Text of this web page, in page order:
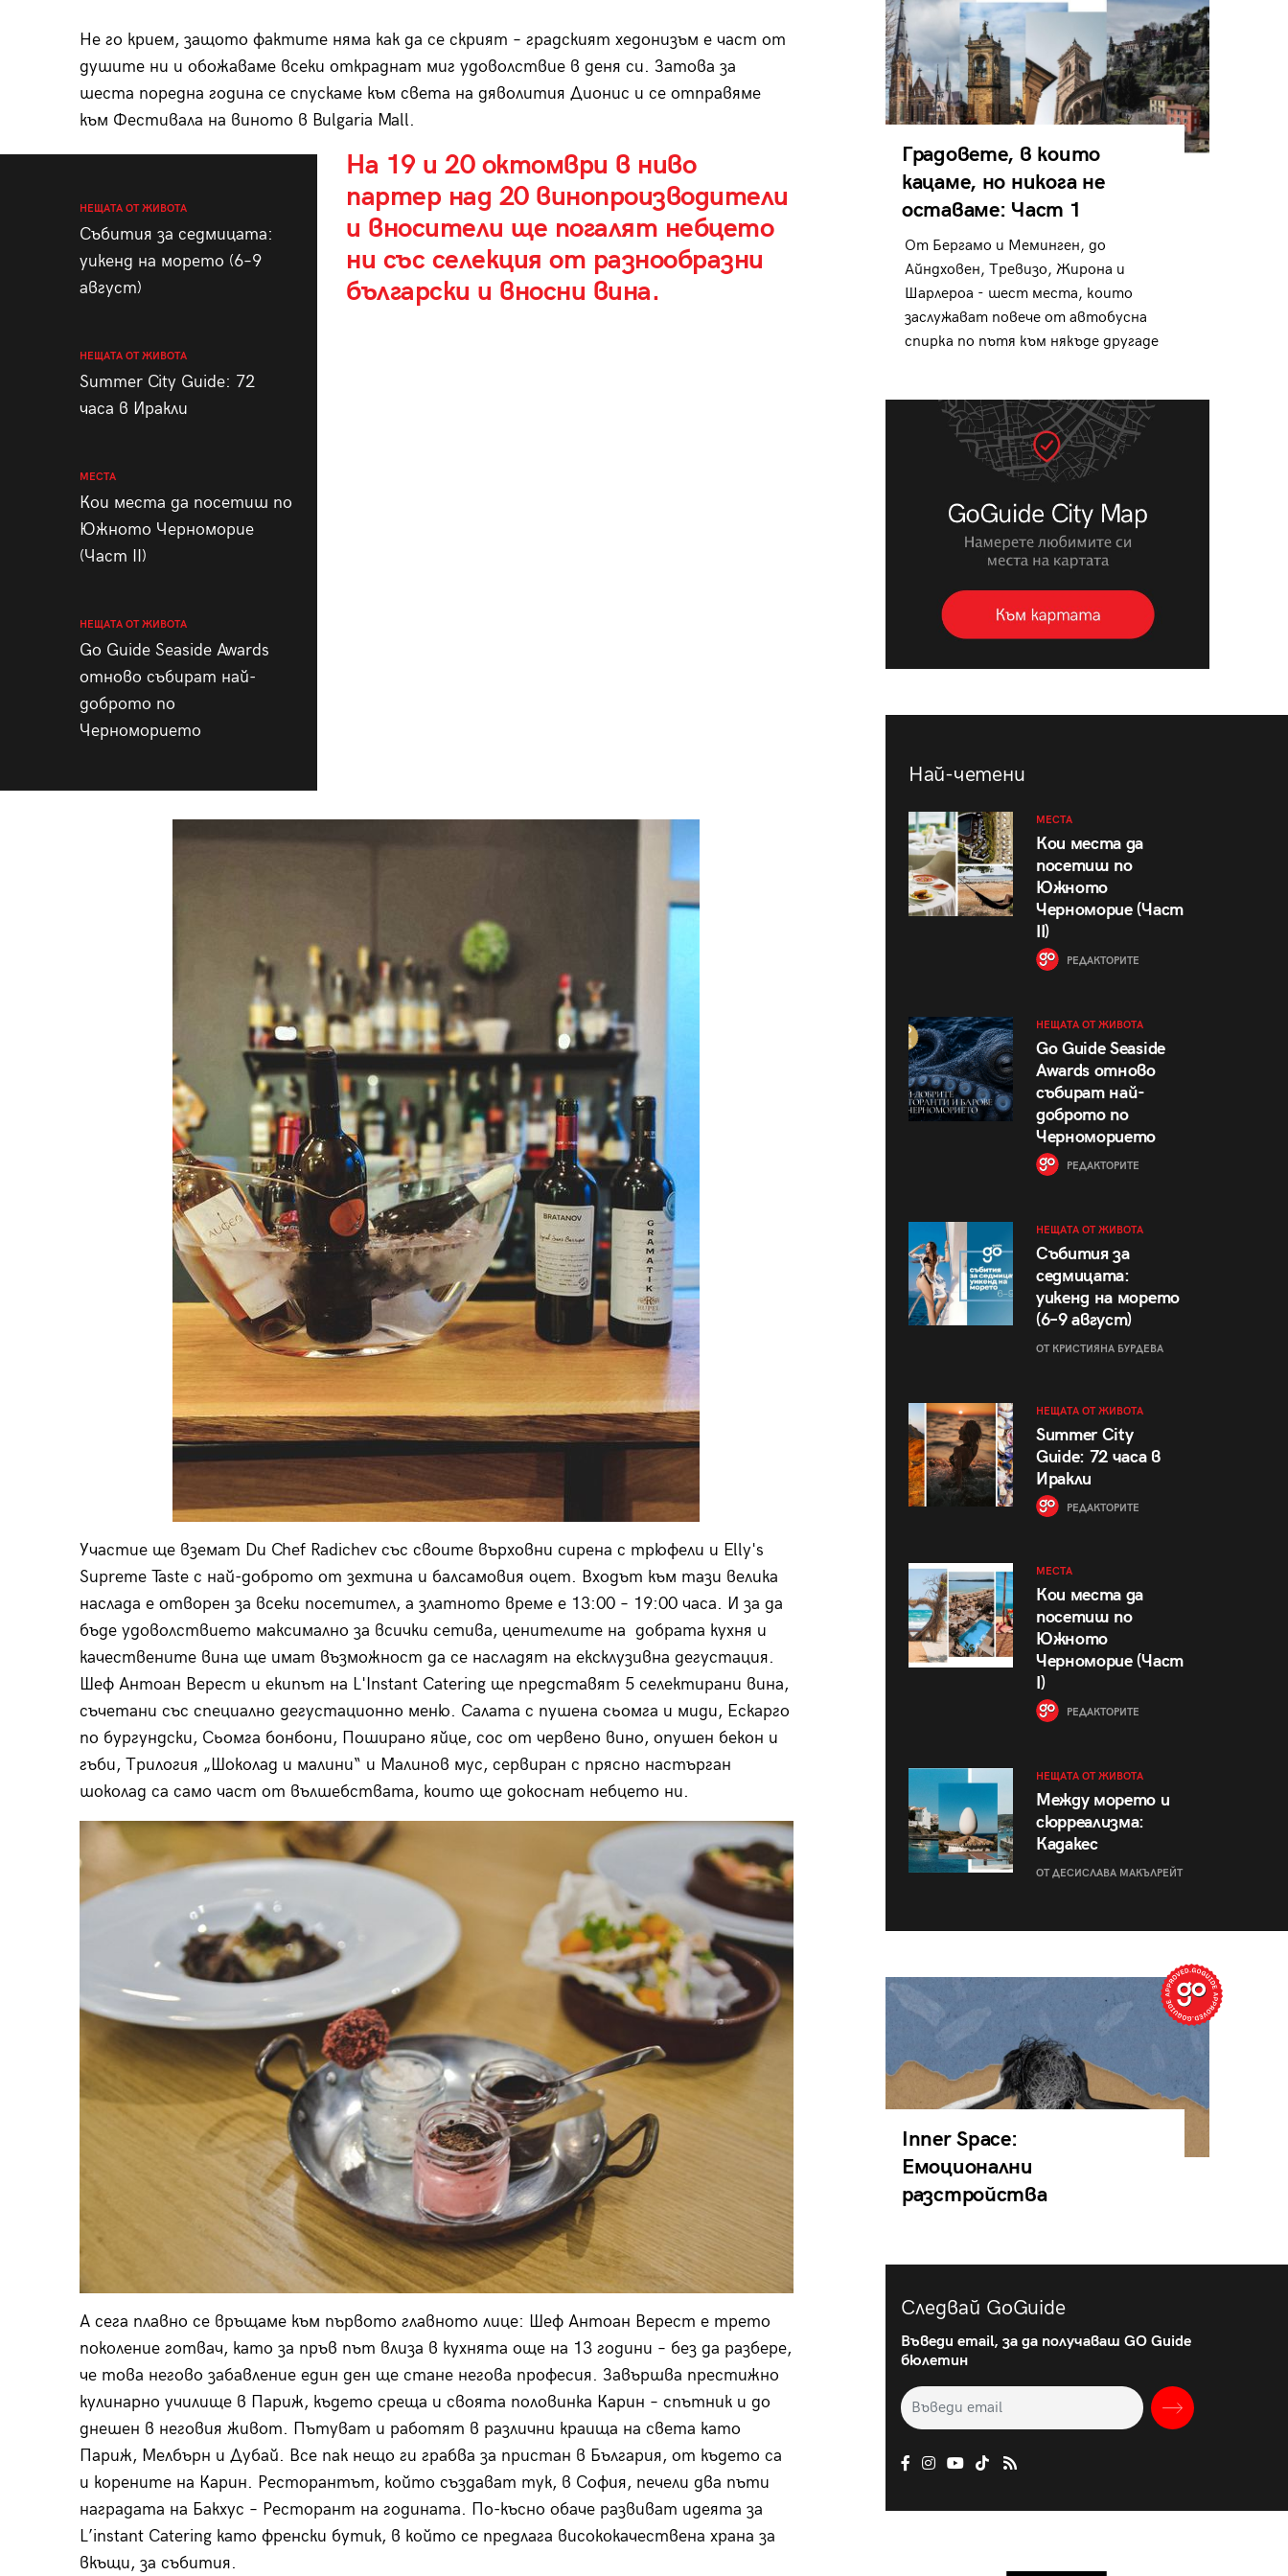
Не го крием, защото фактите няма как да се скрият – градският хедонизъм е част от
душите ни и обожаваме всеки откраднат миг удоволствие в деня си. Затова за
шеста поредна година се спускаме към света на дяволития Дионис и се отправяме
към Фестивала на виното в Bulgaria Mall.
НЕЩАТА ОТ ЖИВОТА
Събития за седмицата:
уикенд на морето (6–9
август)
НЕЩАТА ОТ ЖИВОТА
Summer City Guide: 72
часа в Иракли
МЕСТА
Кои места да посетиш по
Южното Черноморие
(Част II)
НЕЩАТА ОТ ЖИВОТА
Go Guide Seaside Awards
отново събират най-
доброто по
Черноморието
На 19 и 20 октомври в ниво
партер над 20 винопроизводители
и вносители ще погалят небцето
ни със селекция от разнообразни
български и вносни вина.
Участие ще вземат Du Chef Radichev със своите върховни сирена с трюфели и Elly's
Supreme Taste с най-доброто от зехтина и балсамовия оцет. Входът към тази велика
наслада е отворен за всеки посетител, а златното време е 13:00 – 19:00 часа. И за да
бъде удоволствието максимално за всички сетива, ценителите на добрата кухня и
качествените вина ще имат възможност да се насладят на ексклузивна дегустация.
Шеф Антоан Верест и екипът на L'Instant Catering ще представят 5 селектирани вина,
съчетани със специално дегустационно меню. Салата с пушена сьомга и миди, Ескарго
по бургундски, Сьомга бонбони, Поширано яйце, сос от червено вино, опушен бекон и
гъби, Трилогия „Шоколад и малини“ и Малинов мус, сервиран с прясно настърган
шоколад са само част от вълшебствата, които ще докоснат небцето ни.
А сега плавно се връщаме към първото главното лице: Шеф Антоан Верест е трето
поколение готвач, като за пръв път влиза в кухнята още на 13 години – без да разбере,
че това негово забавление един ден ще стане негова професия. Завършва престижно
кулинарно училище в Париж, където среща и своята половинка Карин – спътник и до
днешен в неговия живот. Пътуват и работят в различни краища на света като
Париж, Мелбърн и Дубай. Все пак нещо ги грабва за пристан в България, от където са
и корените на Карин. Ресторантът, който създават тук, в София, печели два пъти
наградата на Бакхус – Ресторант на годината. По-късно обаче развиват идеята за
L’instant Catering като френски бутик, в който се предлага висококачествена храна за
вкъщи, за събития.
Градовете, в които
кацаме, но никога не
оставаме: Част 1
От Бергамо и Меминген, до
Айндховен, Тревизо, Жирона и
Шарлероа - шест места, които
заслужават повече от автобусна
спирка по пътя към някъде другаде
Най-четени
МЕСТА
Кои места да
посетиш по
Южното
Черноморие (Част
II)
РЕДАКТОРИТЕ
НЕЩАТА ОТ ЖИВОТА
Go Guide Seaside
Awards отново
събират най-
доброто по
Черноморието
РЕДАКТОРИТЕ
НЕЩАТА ОТ ЖИВОТА
Събития за
седмицата:
уикенд на морето
(6–9 август)
ОТ КРИСТИЯНА БУРДЕВА
НЕЩАТА ОТ ЖИВОТА
Summer City
Guide: 72 часа в
Иракли
РЕДАКТОРИТЕ
МЕСТА
Кои места да
посетиш по
Южното
Черноморие (Част
I)
РЕДАКТОРИТЕ
НЕЩАТА ОТ ЖИВОТА
Между морето и
сюрреализма:
Кадакес
ОТ ДЕСИСЛАВА МАКЪЛРЕЙТ
Inner Space:
Емоционални
разстройства
Следвай GoGuide
Въведи email, за да получаваш GO Guide
бюлетин